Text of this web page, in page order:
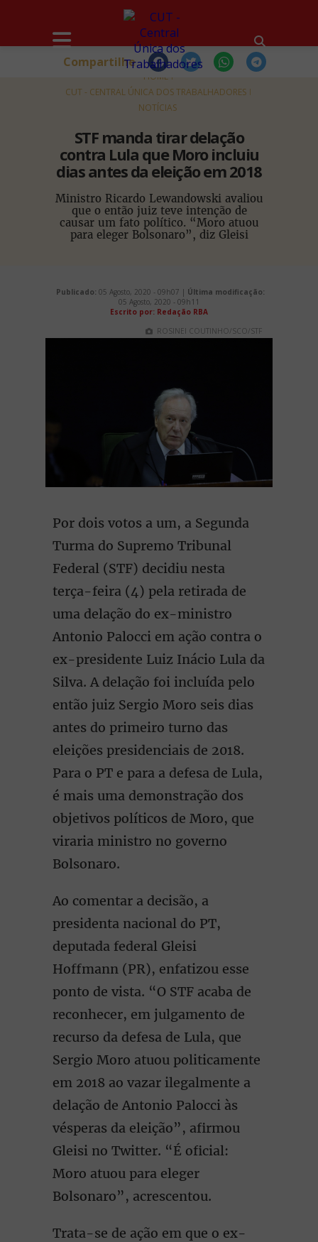
HOME
CUT - CENTRAL ÚNICA DOS TRABALHADORES
NOTÍCIAS
STF manda tirar delação
contra Lula que Moro incluiu
dias antes da eleição em 2018
Ministro Ricardo Lewandowski avaliou
que o então juiz teve intenção de
causar um fato político. “Moro atuou
para eleger Bolsonaro”, diz Gleisi
Compartilhe
Publicado: 05 Agosto, 2020 - 09h07 | Última modificação:
05 Agosto, 2020 - 09h11
Escrito por: Redação RBA
ROSINEI COUTINHO/SCO/STF
Por dois votos a um, a Segunda
Turma do Supremo Tribunal
Federal (STF) decidiu nesta
terça-feira (4) pela retirada de
uma delação do ex-ministro
Antonio Palocci em ação contra o
ex-presidente Luiz Inácio Lula da
Silva. A delação foi incluída pelo
então juiz Sergio Moro seis dias
antes do primeiro turno das
eleições presidenciais de 2018.
Para o PT e para a defesa de Lula,
é mais uma demonstração dos
objetivos políticos de Moro, que
viraria ministro no governo
Bolsonaro.
Ao comentar a decisão, a
presidenta nacional do PT,
deputada federal Gleisi
Hoffmann (PR), enfatizou esse
ponto de vista. “O STF acaba de
reconhecer, em julgamento de
recurso da defesa de Lula, que
Sergio Moro atuou politicamente
em 2018 ao vazar ilegalmente a
delação de Antonio Palocci às
vésperas da eleição”, afirmou
Gleisi no Twitter. “É oficial:
Moro atuou para eleger
Bolsonaro”, acrescentou.
Trata-se de ação em que o ex-